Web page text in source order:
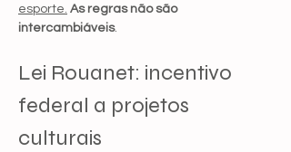
esporte. As regras não são
intercambiáveis.
Lei Rouanet: incentivo
federal a projetos
culturais